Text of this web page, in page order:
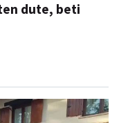
dute, beti